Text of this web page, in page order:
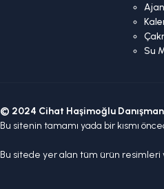
Su
© 2024 Cihat Haşimoğlu
Bu sitenin tamamı yada bir kısmı
Bu sitede yer alan tüm ürün resimleri